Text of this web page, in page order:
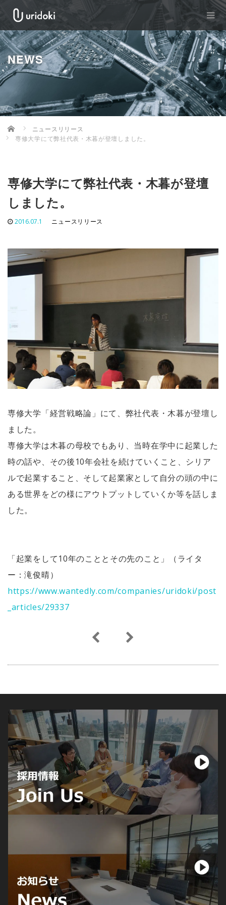
NEWS
Home
ニュースリリース
専修大学にて弊社代表・木暮が登壇しました。
専修大学にて弊社代表・木暮が登壇
しました。
2016.07.1 ニュースリリース
専修大学「経営戦略論」にて、弊社代表・木暮が登壇し
ました。
専修大学は木暮の母校でもあり、当時在学中に起業した
時の話や、その後10年会社を続けていくこと、シリア
ルで起業すること、そして起業家として自分の頭の中に
ある世界をどの様にアウトプットしていくか等を話しま
した。
「起業をして10年のこととその先のこと」（ライタ
ー：滝俊晴）
https://www.wantedly.com/companies/uridoki/post
_articles/29337